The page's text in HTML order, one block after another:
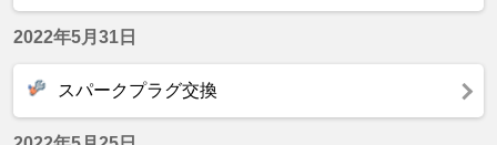
2022年5月31日
スパークプラグ交換